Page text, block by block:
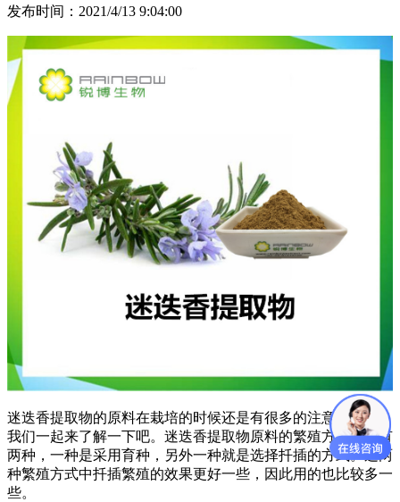
发布时间：2021/4/13 9:04:00
迷迭香提取物的原料在栽培的时候还是有很多的注意事项的。
我们一起来了解一下吧。迷迭香提取物原料的繁殖方法一般有
两种，一种是采用育种，另外一种就是选择扦插的方式。这两
种繁殖方式中扦插繁殖的效果更好一些，因此用的也比较多一
些。